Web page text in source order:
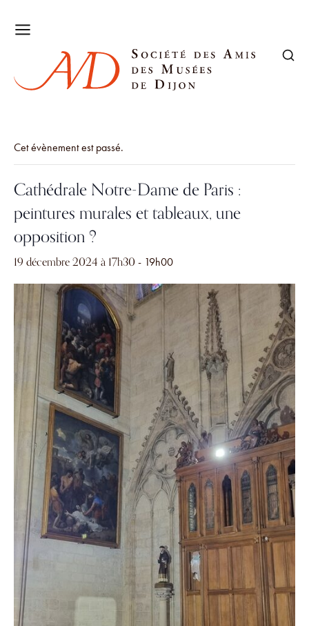
Cet évènement est passé.
Cathédrale Notre-Dame de Paris :
peintures murales et tableaux, une
opposition ?
19 décembre 2024 à 17h30- 19h00